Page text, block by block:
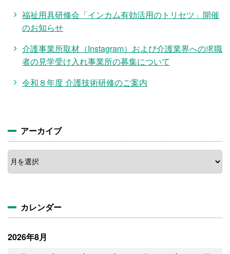
福祉用具研修会「インカム有効活用のトリセツ」開催
のお知らせ
介護事業所取材（Instagram）および介護業界への求職
者の見学受け入れ事業所の募集について
令和８年度 介護技術研修のご案内
アーカイブ
ア
ー
カ
カレンダー
2026年8月